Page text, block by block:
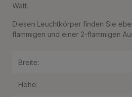
Watt.
Diesen Leuchtkörper finden Sie
flammigen und einer 2-flammigen
Breite:
Höhe: